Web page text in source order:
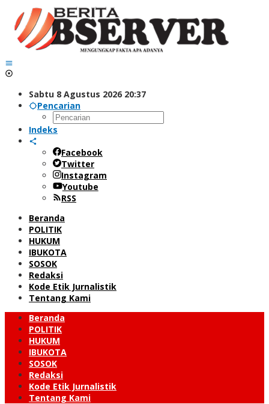
Lewati
konten
Sabtu 8 Agustus 2026 20:37
Pencarian
Indeks
Facebook
Twitter
Instagram
Youtube
RSS
Beranda
POLITIK
HUKUM
IBUKOTA
SOSOK
Redaksi
Kode Etik Jurnalistik
Tentang Kami
Beranda
POLITIK
HUKUM
IBUKOTA
SOSOK
Redaksi
Kode Etik Jurnalistik
Tentang Kami